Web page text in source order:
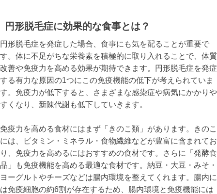
円形脱毛症に効果的な食事とは？
円形脱毛症を発症した場合、食事にも気を配ることが重要で
す。体に不足がちな栄養素を積極的に取り入れることで、体質
改善や免疫力を高める効果が期待できます。円形脱毛症を発症
する有力な原因の1つにこの免疫機能の低下が考えられていま
す。免疫力が低下すると、さまざまな感染症や病気にかかりや
すくなり、新陳代謝も低下していきます。
免疫力を高める食材にはまず「きのこ類」があります。きのこ
には、ビタミン・ミネラル・食物繊維などが豊富に含まれてお
り、免疫力を高めるにはおすすめの食材です。さらに「発酵食
品」も免疫機能を高める最適な食材です。納豆・大豆・みそ・
ヨーグルトやチーズなどは腸内環境を整えてくれます。腸内に
は免疫細胞の約6割が存在するため、腸内環境と免疫機能には